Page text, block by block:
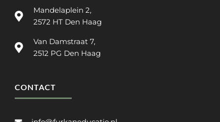
Mandelaplein 2,
2572 HT Den Haag
Van Damstraat 7,
2512 PG Den Haag
CONTACT